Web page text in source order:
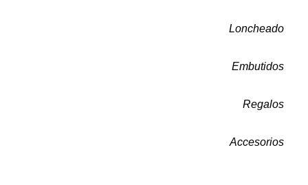
Loncheado
Embutidos
Regalos
Accesorios